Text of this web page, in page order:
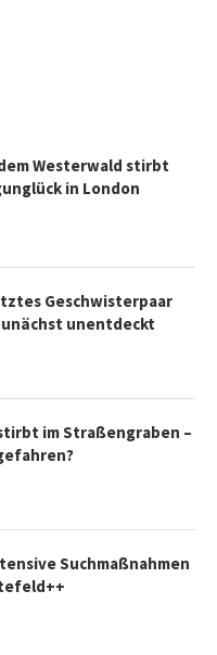
Westerwald stirbt
in London
Geschwisterpaar
unentdeckt
im Straßengraben –
Suchmaßnahmen